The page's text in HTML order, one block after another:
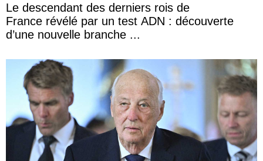
Le descendant des derniers rois de
France révélé par un test ADN : découverte
d’une nouvelle branche ...